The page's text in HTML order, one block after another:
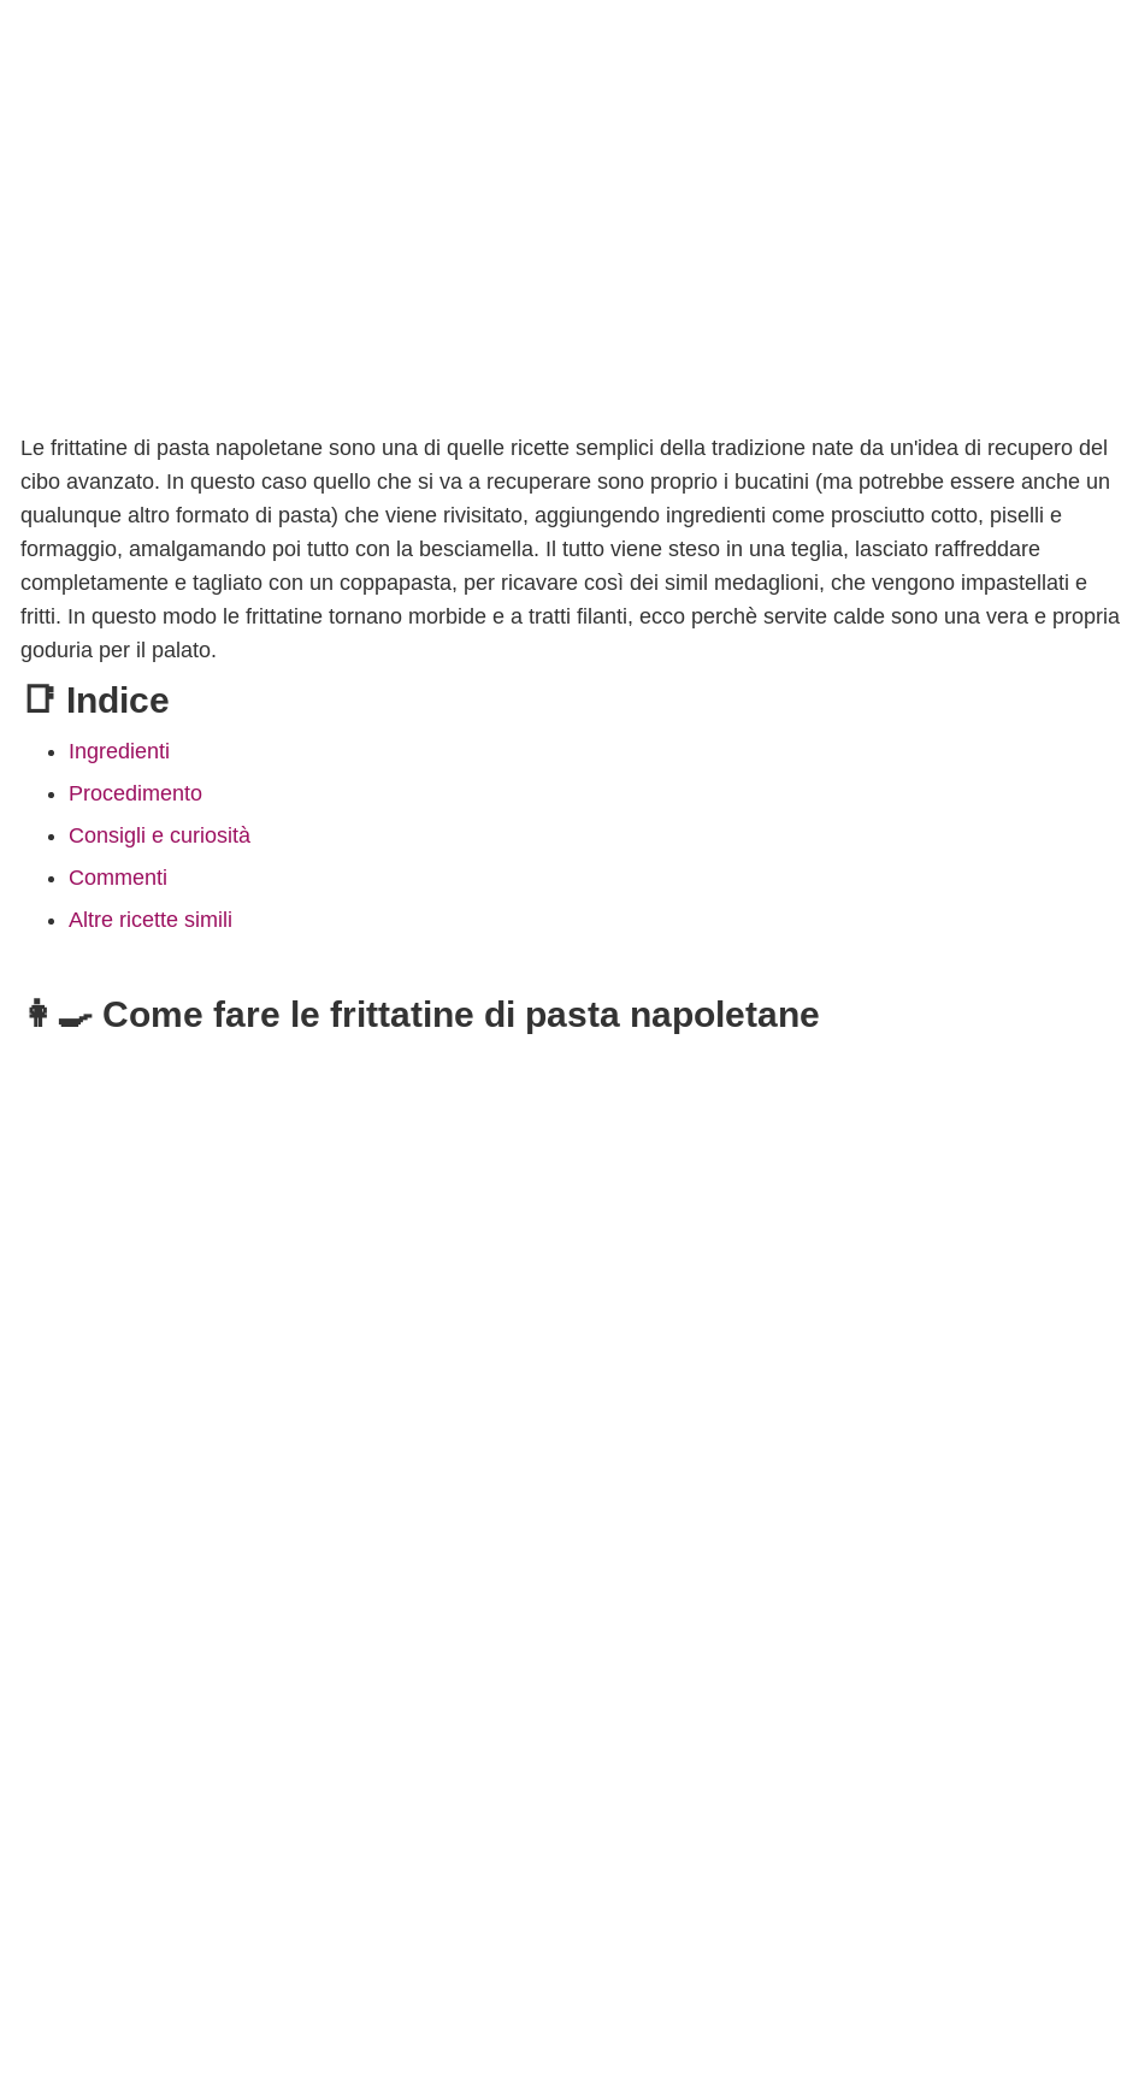
Le frittatine di pasta napoletane sono una di quelle ricette semplici della tradizione nate da un'idea di recupero del
cibo avanzato. In questo caso quello che si va a recuperare sono proprio i bucatini (ma potrebbe essere anche un
qualunque altro formato di pasta) che viene rivisitato, aggiungendo ingredienti come prosciutto cotto, piselli e
formaggio, amalgamando poi tutto con la besciamella. Il tutto viene steso in una teglia, lasciato raffreddare
completamente e tagliato con un coppapasta, per ricavare così dei simil medaglioni, che vengono impastellati e
fritti. In questo modo le frittatine tornano morbide e a tratti filanti, ecco perchè servite calde sono una vera e propria
goduria per il palato.
📑 Indice
Ingredienti
Procedimento
Consigli e curiosità
Commenti
Altre ricette simili
👩‍🍳 Come fare le frittatine di pasta napoletane